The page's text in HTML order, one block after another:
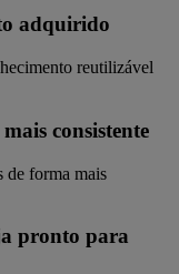
adquirido
reutilizável
consistente
de forma mais
pronto para